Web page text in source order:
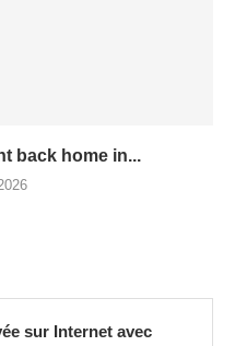
back home in...
sur Internet avec